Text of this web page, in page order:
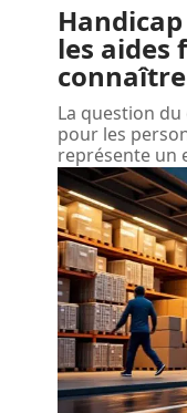
les aides
connaître
La question
pour les
représente un